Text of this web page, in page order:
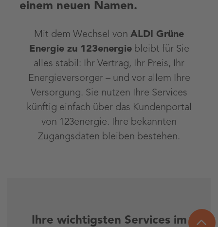
einem neuen Namen.
Mit dem Wechsel von ALDI Grüne
Energie zu 123energiebleibt für Sie
alles stabil: Ihr Vertrag, Ihr Preis, Ihr
Energieversorger – und vor allem Ihre
Versorgung. Sie nutzen Ihre Services
künftig einfach über das Kundenportal
von 123energie. Ihre bekannten
Zugangsdaten bleiben bestehen.
Ihre wichtigsten Services im